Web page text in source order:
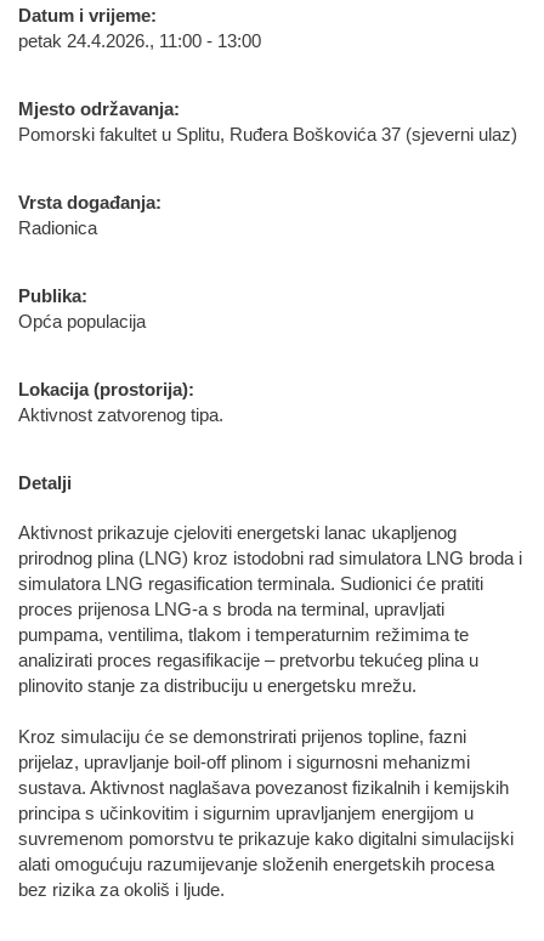
Datum i vrijeme:
petak 24.4.2026., 11:00 - 13:00
Mjesto održavanja:
Pomorski fakultet u Splitu, Ruđera Boškovića 37 (sjeverni ulaz)
Vrsta događanja:
Radionica
Publika:
Opća populacija
Lokacija (prostorija):
Aktivnost zatvorenog tipa.
Detalji
Aktivnost prikazuje cjeloviti energetski lanac ukapljenog
prirodnog plina (LNG) kroz istodobni rad simulatora LNG broda i
simulatora LNG regasification terminala. Sudionici će pratiti
proces prijenosa LNG-a s broda na terminal, upravljati
pumpama, ventilima, tlakom i temperaturnim režimima te
analizirati proces regasifikacije – pretvorbu tekućeg plina u
plinovito stanje za distribuciju u energetsku mrežu.
Kroz simulaciju će se demonstrirati prijenos topline, fazni
prijelaz, upravljanje boil-off plinom i sigurnosni mehanizmi
sustava. Aktivnost naglašava povezanost fizikalnih i kemijskih
principa s učinkovitim i sigurnim upravljanjem energijom u
suvremenom pomorstvu te prikazuje kako digitalni simulacijski
alati omogućuju razumijevanje složenih energetskih procesa
bez rizika za okoliš i ljude.